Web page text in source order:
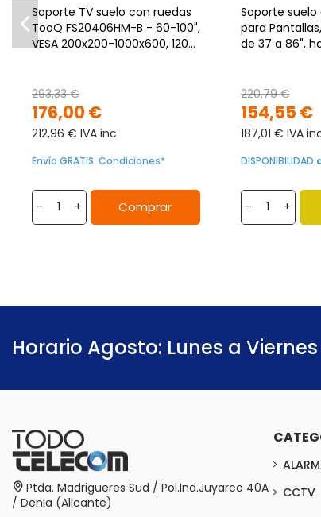
Soporte TV suelo con ruedas
TooQ FS20406HM-B - 60-100",
VESA 200x200-1000x600, 120
176,00 €
293,33 €
212,96 € IVA inc
Envío GRATIS. Condiciones*
- + Comprar
Soporte
para
de 37 a 86",
154,55 €
220,79 €
187,01 € IVA
DISPONIBILIDAD
- +
Horario Agosto: Lunes a
Ptda. Madrigueres Sud / Pol.Ind.Juyarco 40A
/ Denia (Alicante)
CCTV